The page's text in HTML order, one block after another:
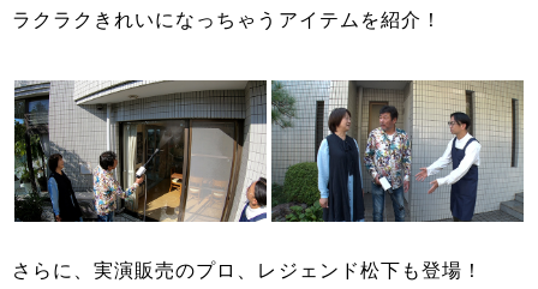
ラクラクきれいになっちゃうアイテムを紹介！
さらに、実演販売のプロ、レジェンド松下も登場！